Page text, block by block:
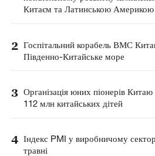
Китаєм та Латинською
2 Госпітальний корабель ВМС
Південно-Китайське море
3 Організація юних піонерів Китаю
112 млн китайських дітей
4 Індекс PMI у виробничому
травні